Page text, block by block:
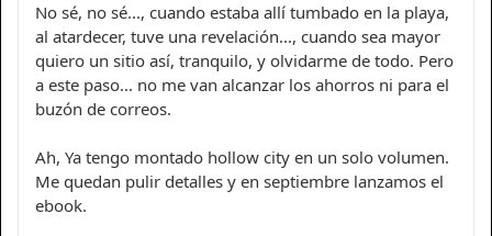
No sé, no sé..., cuando estaba allí tumbado en la playa,
al atardecer, tuve una revelación..., cuando sea mayor
quiero un sitio así, tranquilo, y olvidarme de todo. Pero
a este paso... no me van alcanzar los ahorros ni para el
buzón de correos.
Ah, Ya tengo montado hollow city en un solo volumen.
Me quedan pulir detalles y en septiembre lanzamos el
ebook.